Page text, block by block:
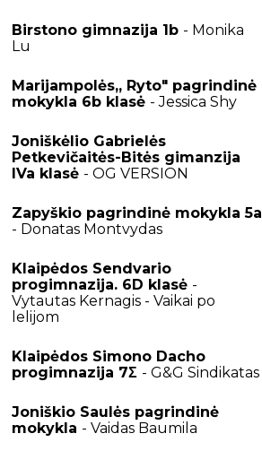
Birstono gimnazija 1b - Monika
Lu
Marijampolės,, Ryto" pagrindinė
mokykla 6b klasė - Jessica Shy
Joniškėlio Gabrielės
Petkevičaitės-Bitės gimanzija
IVa klasė - OG VERSION
Zapyškio pagrindinė mokykla 5a
- Donatas Montvydas
Klaipėdos Sendvario
progimnazija. 6D klasė -
Vytautas Kernagis - Vaikai po
lelijom
Klaipėdos Simono Dacho
progimnazija 7Σ - G&G Sindikatas
Joniškio Saulės pagrindinė
mokykla - Vaidas Baumila